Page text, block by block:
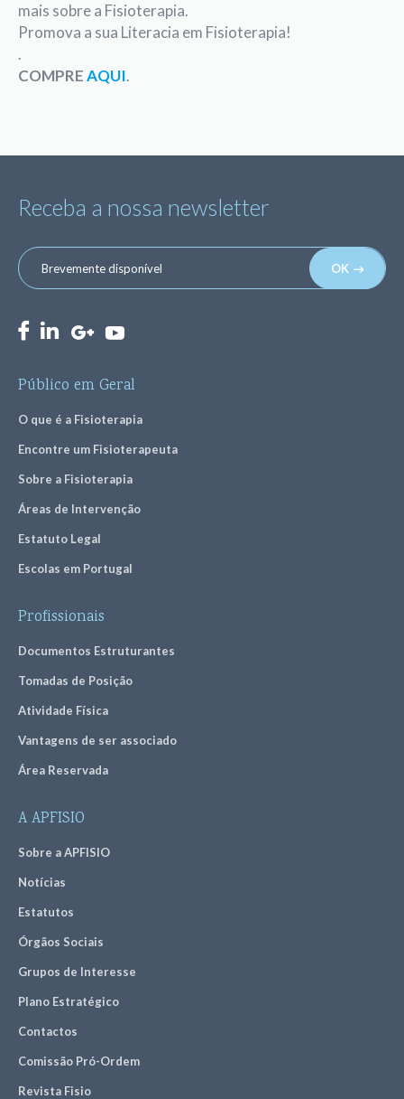
mais sobre a Fisioterapia.
Promova a sua Literacia em Fisioterapia!
.
COMPREAQUI.
Receba a nossa newsletter
OK
Público em Geral
O que é a Fisioterapia
Encontre um Fisioterapeuta
Sobre a Fisioterapia
Áreas de Intervenção
Estatuto Legal
Escolas em Portugal
Profissionais
Documentos Estruturantes
Tomadas de Posição
Atividade Física
Vantagens de ser associado
Área Reservada
A APFISIO
Sobre a APFISIO
Notícias
Estatutos
Órgãos Sociais
Grupos de Interesse
Plano Estratégico
Contactos
Comissão Pró-Ordem
Revista Fisio